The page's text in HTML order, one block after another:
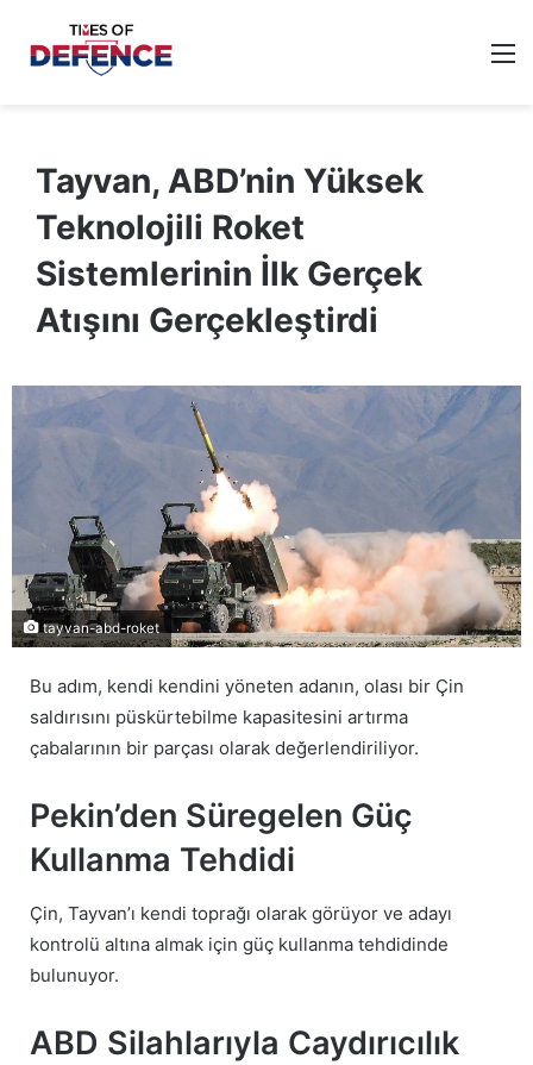
Tayvan, ABD’nin Yüksek
Teknolojili Roket
Sistemlerinin İlk Gerçek
Atışını Gerçekleştirdi
tayvan-abd-roket
Bu adım, kendi kendini yöneten adanın, olası bir Çin
saldırısını püskürtebilme kapasitesini artırma
çabalarının bir parçası olarak değerlendiriliyor.
Pekin’den Süregelen Güç
Kullanma Tehdidi
Çin, Tayvan’ı kendi toprağı olarak görüyor ve adayı
kontrolü altına almak için güç kullanma tehdidinde
bulunuyor.
ABD Silahlarıyla Caydırıcılık